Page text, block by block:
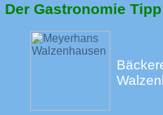
Der Gastronomie